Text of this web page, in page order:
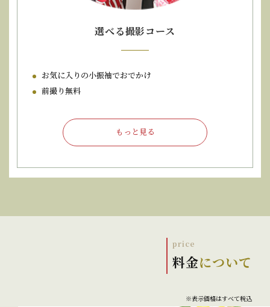
選べる撮影コース
お気に入りの小振袖でおでかけ
前撮り無料
もっと見る
料金について
※表示価格はすべて税込